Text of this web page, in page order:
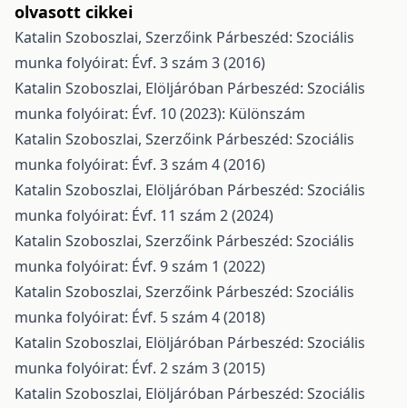
olvasott cikkei
Katalin Szoboszlai, Szerzőink Párbeszéd: Szociális
munka folyóirat: Évf. 3 szám 3 (2016)
Katalin Szoboszlai, Elöljáróban Párbeszéd: Szociális
munka folyóirat: Évf. 10 (2023): Különszám
Katalin Szoboszlai, Szerzőink Párbeszéd: Szociális
munka folyóirat: Évf. 3 szám 4 (2016)
Katalin Szoboszlai, Elöljáróban Párbeszéd: Szociális
munka folyóirat: Évf. 11 szám 2 (2024)
Katalin Szoboszlai, Szerzőink Párbeszéd: Szociális
munka folyóirat: Évf. 9 szám 1 (2022)
Katalin Szoboszlai, Szerzőink Párbeszéd: Szociális
munka folyóirat: Évf. 5 szám 4 (2018)
Katalin Szoboszlai, Elöljáróban Párbeszéd: Szociális
munka folyóirat: Évf. 2 szám 3 (2015)
Katalin Szoboszlai, Elöljáróban Párbeszéd: Szociális